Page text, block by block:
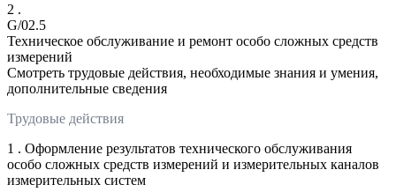
2 .
G/02.5
Техническое обслуживание и ремонт особо сложных средств
измерений
Смотреть трудовые действия, необходимые знания и умения,
дополнительные сведения
Трудовые действия
1 . Оформление результатов технического обслуживания
особо сложных средств измерений и измерительных каналов
измерительных систем